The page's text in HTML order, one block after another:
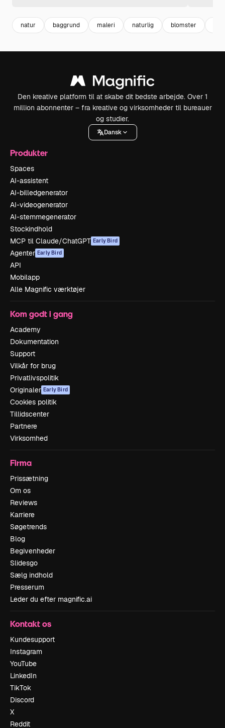
natur baggrund maleri naturlig blomster
Den kreative platform til at skabe dit bedste arbejde. Over 1
million abonnenter – fra kreative og virksomheder til bureauer
og studier.
Dansk
Produkter
Spaces
AI-assistent
AI-billedgenerator
AI-videogenerator
AI-stemmegenerator
Stockindhold
MCP til Claude/ChatGPT Early Bird
Agenter Early Bird
API
Mobilapp
Alle Magnific værktøjer
Kom godt i gang
Academy
Dokumentation
Support
Vilkår for brug
Privatlivspolitik
Originaler Early Bird
Cookies politik
Tillidscenter
Partnere
Virksomhed
Firma
Prissætning
Om os
Reviews
Karriere
Søgetrends
Blog
Begivenheder
Slidesgo
Sælg indhold
Presserum
Leder du efter magnific.ai
Kontakt os
Kundesupport
Instagram
YouTube
LinkedIn
TikTok
Discord
X
Reddit